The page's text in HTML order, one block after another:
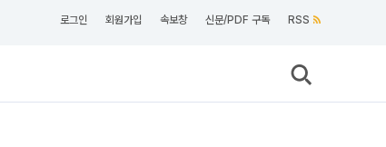
로그인 회원가입 속보창 신문/PDF 구독 RSS